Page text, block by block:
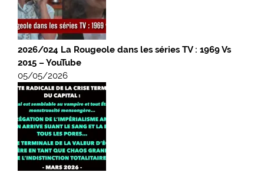
2026/024 La Rougeole dans les séries TV : 1969 Vs
2015 – YouTube
05/05/2026